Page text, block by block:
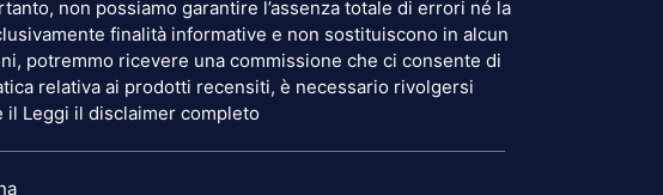
non possiamo garantire l’assenza totale di errori né la
finalità informative e non sostituiscono in alcun
potremmo ricevere una commissione che ci consente di
relativa ai prodotti recensiti, è necessario rivolgersi
il Leggi il disclaimer completo